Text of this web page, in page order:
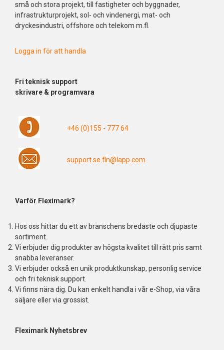
små och stora projekt, till fastigheter och byggnader,
infrastrukturprojekt, sol- och vindenergi, mat- och
dryckesindustri, offshore och telekom m.fl.
Logga in för att handla
Fri teknisk support
skrivare & programvara
+46 (0)155 - 777 64
support.se.fln@lapp.com
Varför Fleximark?
Hos oss hittar du ett av branschens bredaste och djupaste
sortiment.
Vi erbjuder dig produkter av högsta kvalitet till rätt pris samt
snabba leveranser.
Vi erbjuder också en unik produktkunskap, personlig service
och fri teknisk support.
Vi finns nära dig. Du kan enkelt handla i vår e-Shop, via våra
säljare eller via grossist.
Fleximark Nyhetsbrev